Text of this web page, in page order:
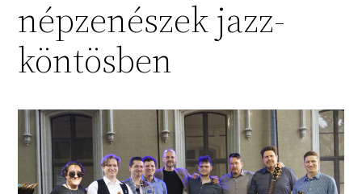
népzenészek jazz-
köntösben